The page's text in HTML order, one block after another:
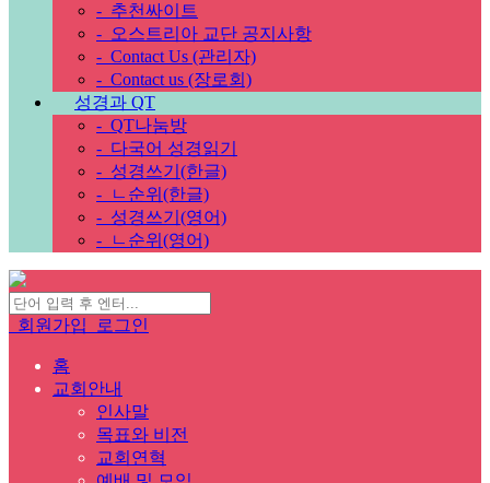
- 추천싸이트
- 오스트리아 교단 공지사항
- Contact Us (관리자)
- Contact us (장로회)
성경과 QT
- QT나눔방
- 다국어 성경읽기
- 성경쓰기(한글)
-
ㄴ순위(한글)
- 성경쓰기(영어)
-
ㄴ순위(영어)
회원가입 로그인
홈
교회안내
인사말
목표와 비전
교회연혁